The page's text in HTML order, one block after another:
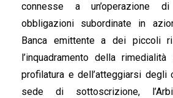
connesse a un’operazione
obbligazioni subordinate in
Banca emittente a dei piccoli
l’inquadramento della
profilatura e dell’atteggiarsi degli
sede di sottoscrizione,